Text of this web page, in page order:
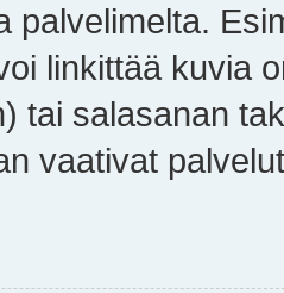
palvelimelta.
linkittää kuvia
tai salasanan
vaativat